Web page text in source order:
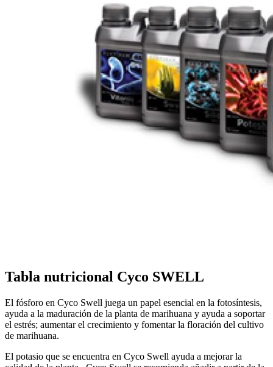
Tabla nutricional Cyco SWELL
El fósforo en Cyco Swell juega un papel esencial en la fotosíntesis,
ayuda a la maduración de la planta de marihuana y ayuda a soportar
el estrés; aumentar el crecimiento y fomentar la floración del cultivo
de marihuana.
El potasio que se encuentra en Cyco Swell ayuda a mejorar la